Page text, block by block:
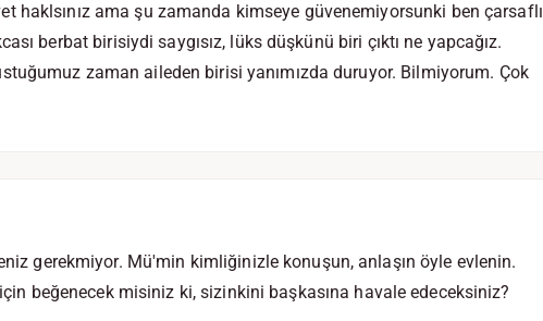
haklsınız ama şu zamanda kimseye güvenemiyorsunki ben çarsaflı
berbat birisiydi saygısız, lüks düşkünü biri çıktı ne yapcağız.
zaman aileden birisi yanımızda duruyor. Bilmiyorum. Çok
gerekmiyor. Mü'min kimliğinizle konuşun, anlaşın öyle evlenin.
beğenecek misiniz ki, sizinkini başkasına havale edeceksiniz?